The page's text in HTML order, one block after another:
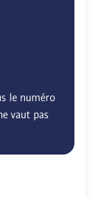
le numéro
vaut pas